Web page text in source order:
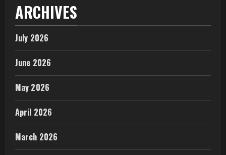
ARCHIVES
July 2026
June 2026
May 2026
April 2026
March 2026